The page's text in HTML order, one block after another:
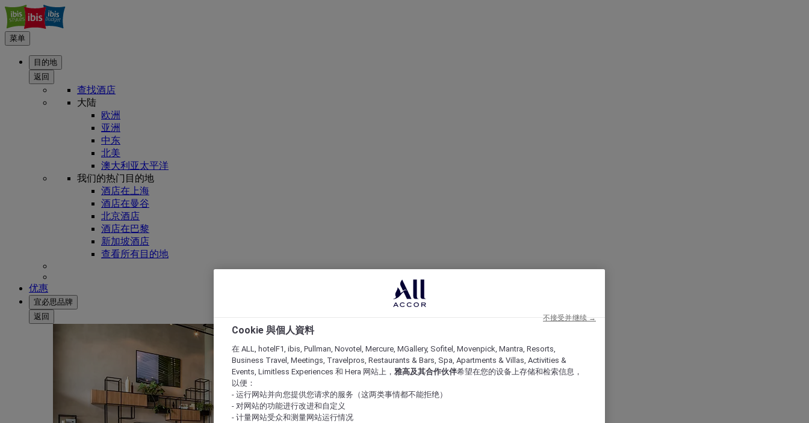
菜单
目的地
返回
查找酒店
大陆
欧洲
亚洲
中东
北美
澳大利亚太平洋
我们的热门目的地
酒店在上海
酒店在曼谷
北京酒店
酒店在巴黎
新加坡酒店
查看所有目的地
优惠
宜必思品牌
返回
Cookie 與個人資料
在 ALL, hotelF1, ibis, Pullman, Novotel, Mercure, MGallery, Sofitel, Movenpick, Mantra, Resorts,
Business Travel, Meetings, Travelpros, Restaurants & Bars, Spa, Apartments & Villas, Activities &
Events, Limitless Experiences 和 Hera 网站上， 雅高及其合作伙伴希望在您的设备上存储和检索信息，
以便：
- 运行网站并向您提供您请求的服务（这两类事情都不能拒绝）
- 对网站的功能进行改进和自定义
- 计量网站受众和测量网站运行情况
不接受并继续 →